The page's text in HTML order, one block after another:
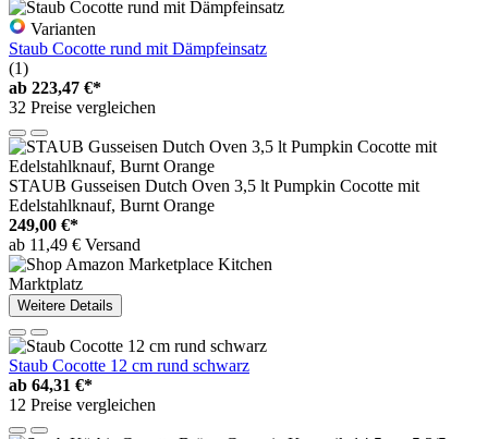
Varianten
Staub Cocotte rund mit Dämpfeinsatz
(1)
ab 223,47 €*
32 Preise vergleichen
STAUB Gusseisen Dutch Oven 3,5 lt Pumpkin Cocotte mit
Edelstahlknauf, Burnt Orange
249,00 €*
ab 11,49 € Versand
Marktplatz
Weitere Details
Staub Cocotte 12 cm rund schwarz
ab 64,31 €*
12 Preise vergleichen